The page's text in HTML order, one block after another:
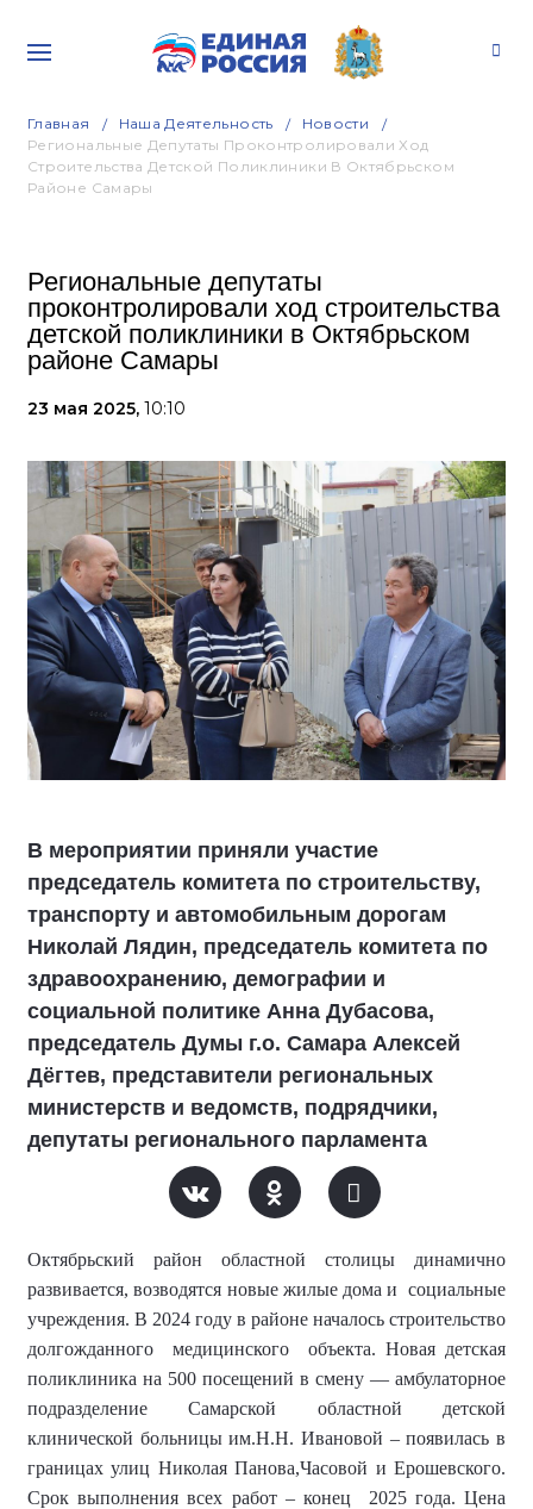
Главная Наша Деятельность
Новости
Региональные Депутаты Проконтролировали Ход
Строительства Детской Поликлиники В Октябрьском
Районе Самары
Региональные депутаты
проконтролировали ход строительства
детской поликлиники в Октябрьском
районе Самары
23 мая 2025, 10:10
В мероприятии приняли участие
председатель комитета по строительству,
транспорту и автомобильным дорогам
Николай Лядин, председатель комитета по
здравоохранению, демографии и
социальной политике Анна Дубасова,
председатель Думы г.о. Самара Алексей
Дёгтев, представители региональных
министерств и ведомств, подрядчики,
депутаты регионального парламента
Октябрьский район областной столицы динамично
развивается, возводятся новые жилые дома и социальные
учреждения. В 2024 году в районе началось строительство
долгожданного медицинского объекта. Новая детская
поликлиника на 500 посещений в смену — амбулаторное
подразделение Самарской областной детской
клинической больницы им.Н.Н. Ивановой – появилась в
границах улиц Николая Панова,Часовой и Ерошевского.
Срок выполнения всех работ – конец 2025 года. Цена